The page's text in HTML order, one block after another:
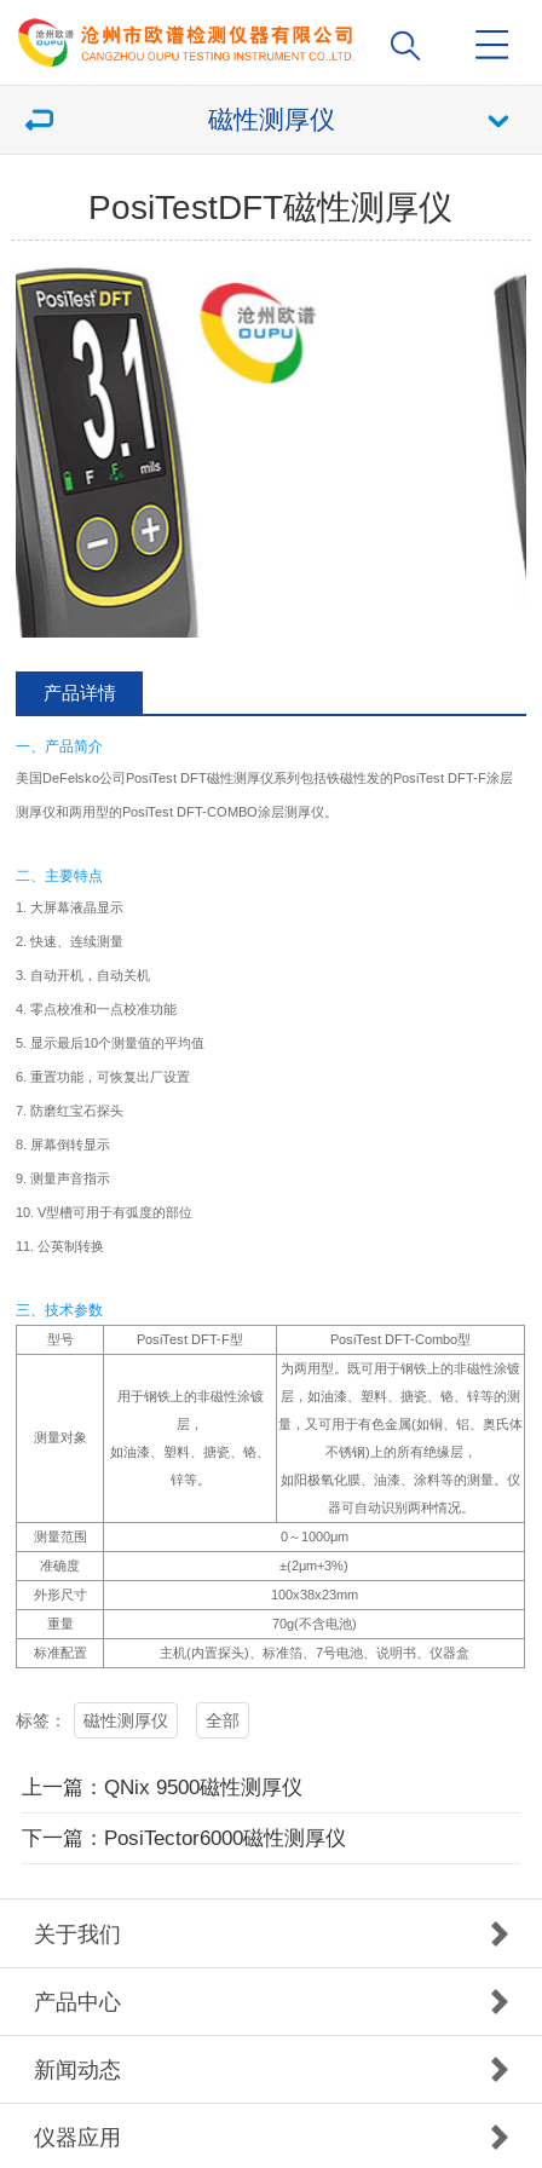
磁性测厚仪
PosiTestDFT磁性测厚仪
产品详情
一、产品简介
美国DeFelsko公司PosiTest DFT磁性测厚仪系列包括铁磁性发的PosiTest DFT-F涂层
测厚仪和两用型的PosiTest DFT-COMBO涂层测厚仪。
二、主要特点
1. 大屏幕液晶显示
2. 快速、连续测量
3. 自动开机，自动关机
4. 零点校准和一点校准功能
5. 显示最后10个测量值的平均值
6. 重置功能，可恢复出厂设置
7. 防磨红宝石探头
8. 屏幕倒转显示
9. 测量声音指示
10. V型槽可用于有弧度的部位
11. 公英制转换
三、技术参数
型号 PosiTest DFT-F型 PosiTest DFT-Combo型
测量对象
用于钢铁上的非磁性涂镀
层，
如油漆、塑料、搪瓷、铬、
锌等。
为两用型。既可用于钢铁上的非磁性涂镀
层，如油漆、塑料、搪瓷、铬、锌等的测
量，又可用于有色金属(如铜、铝、奥氏体
不锈钢)上的所有绝缘层，
如阳极氧化膜、油漆、涂料等的测量。仪
器可自动识别两种情况。
测量范围
0～1000μm
准确度
±(2μm+3%)
外形尺寸
100x38x23mm
重量
70g(不含电池)
标准配置
主机(内置探头)、标准箔、7号电池、说明书、仪器盒
标签： 磁性测厚仪 全部
上一篇：QNix 9500磁性测厚仪
下一篇：PosiTector6000磁性测厚仪
关于我们
产品中心
新闻动态
仪器应用